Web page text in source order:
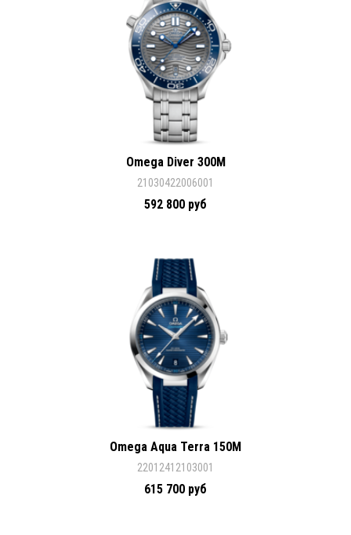
Omega Diver 300M
21030422006001
592 800 руб
Omega Aqua Terra 150M
22012412103001
615 700 руб